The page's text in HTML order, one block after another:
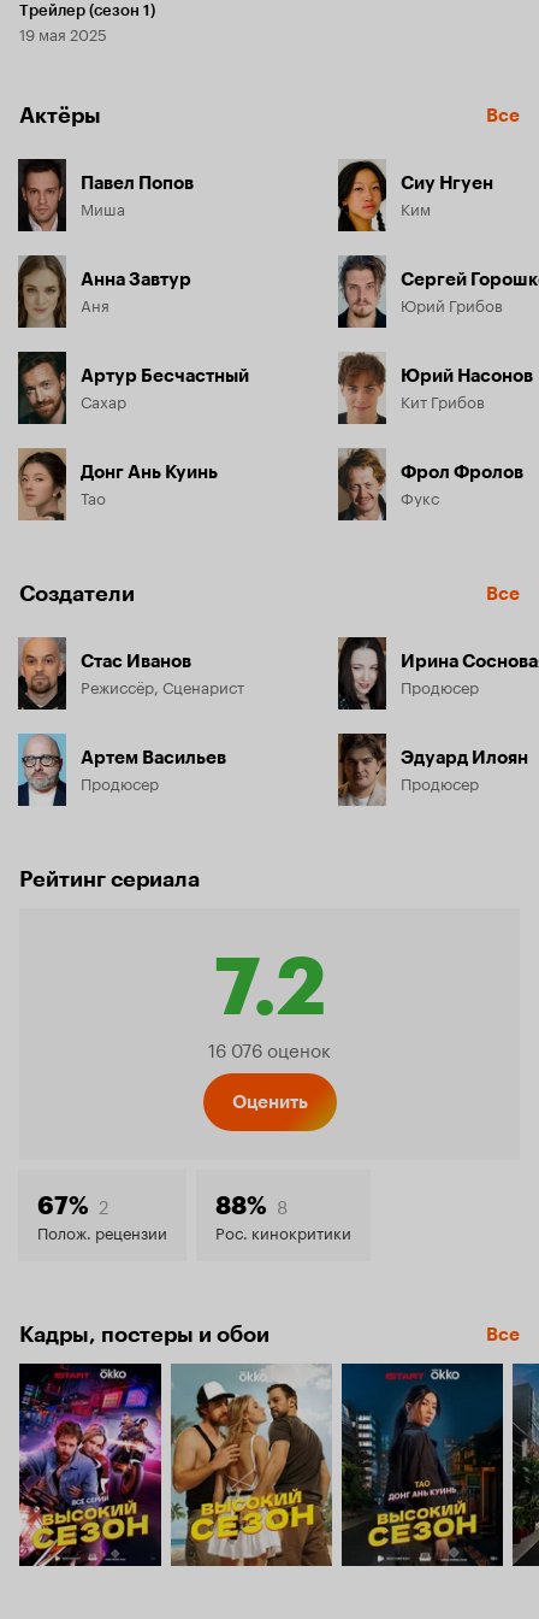
Трейлер (сезон 1)
19 мая 2025
Актёры Все
Павел Попов
Миша
Анна Завтур
Аня
Артур Бесчастный
Сахар
Донг Ань Куинь
Тао
Сиу Нгуен
Ким
Сергей
Юрий Грибов
Юрий Насонов
Кит Грибов
Фрол Фролов
Фукс
Создатели Все
Стас Иванов
Режиссёр, Сценарист
Артем Васильев
Продюсер
Ирина
Продюсер
Эдуард Илоян
Продюсер
Рейтинг сериала
7.2
Рейтинг
7.2
16 076 оценок
Оценить
67% 2
Полож. рецензии
88% 8
Рос. кинокритики
Кадры, постеры и обои Все